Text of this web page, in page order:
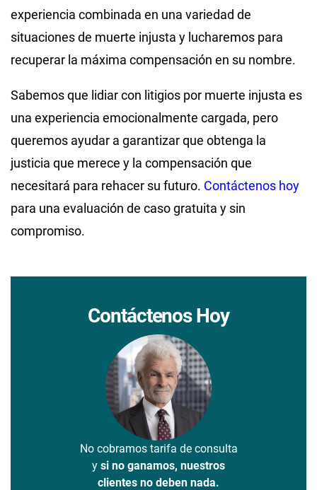
experiencia combinada en una variedad de
situaciones de muerte injusta y lucharemos para
recuperar la máxima compensación en su nombre.
Sabemos que lidiar con litigios por muerte injusta es
una experiencia emocionalmente cargada, pero
queremos ayudar a garantizar que obtenga la
justicia que merece y la compensación que
necesitará para rehacer su futuro. Contáctenos hoy
para una evaluación de caso gratuita y sin
compromiso.
Contáctenos Hoy
No cobramos tarifa de consulta
y si no ganamos, nuestros
clientes no deben nada.